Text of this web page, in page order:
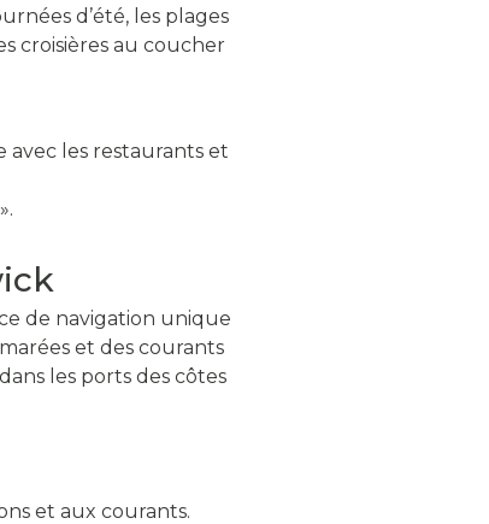
d’été, les plages
croisières au coucher
les restaurants et
de navigation unique
et des courants
les ports des côtes
et aux courants.